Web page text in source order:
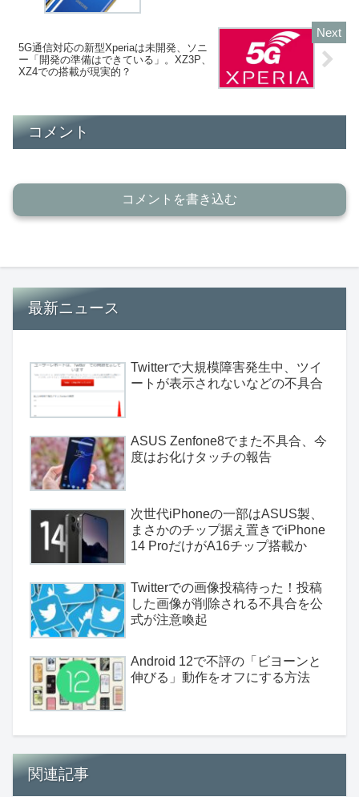
5G通信対応の新型Xperiaは未開発、ソニ
ー「開発の準備はできている」。XZ3P、
XZ4での搭載が現実的？
コメント
コメントを書き込む
最新ニュース
Twitterで大規模障害発生中、ツイ
ートが表示されないなどの不具合
ASUS Zenfone8でまた不具合、今
度はお化けタッチの報告
次世代iPhoneの一部はASUS製、
まさかのチップ据え置きでiPhone
14 ProだけがA16チップ搭載か
Twitterでの画像投稿待った！投稿
した画像が削除される不具合を公
式が注意喚起
Android 12で不評の「ビヨーンと
伸びる」動作をオフにする方法
関連記事